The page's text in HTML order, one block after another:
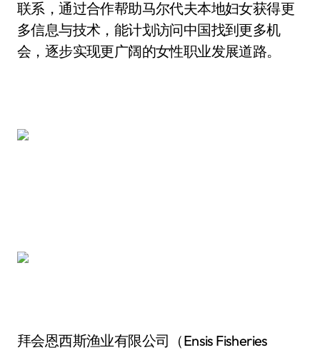
联系，通过合作帮助马尔代夫本地妇女获得更
多信息与技术，能计划访问中国找到更多机
会，逐步实现更广阔的女性职业发展道路。
拜会恩西斯渔业有限公司（Ensis Fisheries